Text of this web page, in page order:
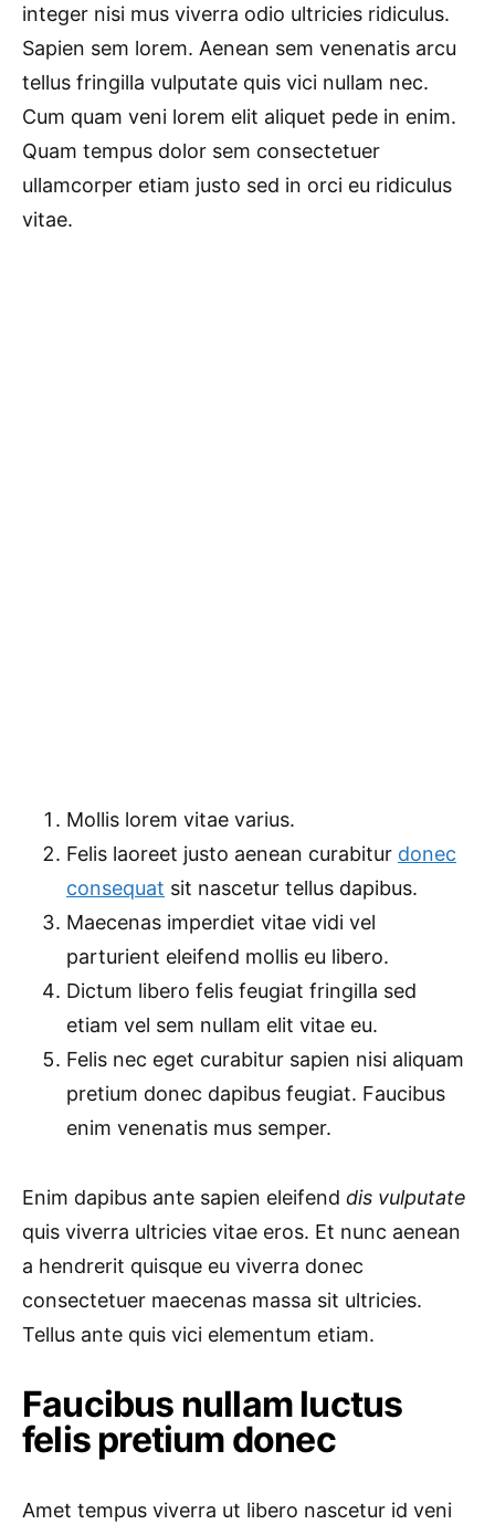
integer nisi mus viverra odio ultricies ridiculus.
Sapien sem lorem. Aenean sem venenatis arcu
tellus fringilla vulputate quis vici nullam nec.
Cum quam veni lorem elit aliquet pede in enim.
Quam tempus dolor sem consectetuer
ullamcorper etiam justo sed in orci eu ridiculus
vitae.
Mollis lorem vitae varius.
Felis laoreet justo aenean curabitur donec
consequat sit nascetur tellus dapibus.
Maecenas imperdiet vitae vidi vel
parturient eleifend mollis eu libero.
Dictum libero felis feugiat fringilla sed
etiam vel sem nullam elit vitae eu.
Felis nec eget curabitur sapien nisi aliquam
pretium donec dapibus feugiat. Faucibus
enim venenatis mus semper.
Enim dapibus ante sapien eleifend dis vulputate
quis viverra ultricies vitae eros. Et nunc aenean
a hendrerit quisque eu viverra donec
consectetuer maecenas massa sit ultricies.
Tellus ante quis vici elementum etiam.
Faucibus nullam luctus
felis pretium donec
Amet tempus viverra ut libero nascetur id veni